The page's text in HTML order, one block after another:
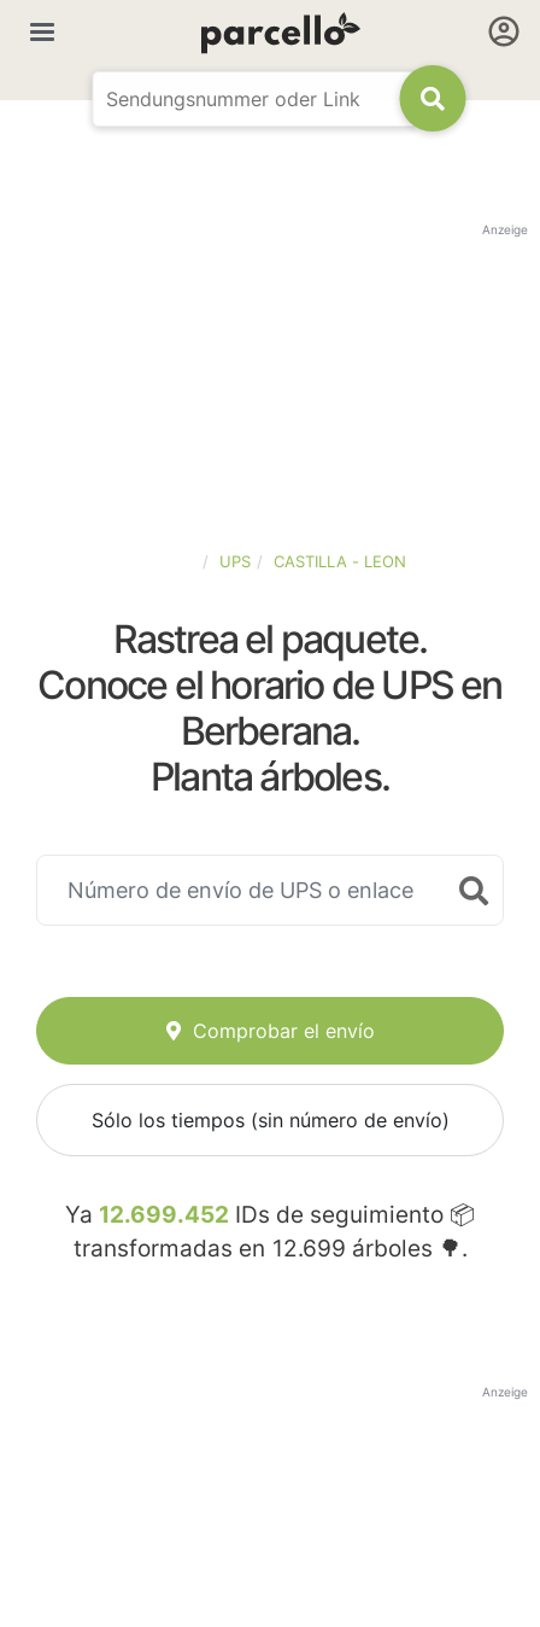
Anzeige
UPS CASTILLA - LEON
Rastrea el paquete.
Conoce el horario de UPS en
Berberana.
Planta árboles.
Comprobar el envío
Sólo los tiempos (sin número de envío)
Ya 12.699.452 IDs de seguimiento 📦
transformadas en 12.699 árboles 🌳.
Anzeige